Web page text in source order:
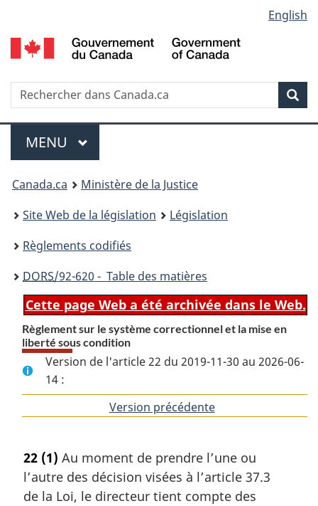
au
contenu
propos
de
la
HTML
simplifiée
selection
English
Recherche
Menu
MENU PRINCIPAL
You
are
here:
Canada.ca
Ministère de la Justice
Site Web de la législation
Législation
Règlements codifiés
DORS/92-620 - Table des matières
Cette page Web a été archivée dans le Web.
Règlement sur le système correctionnel et la mise en
liberté sous condition
Version de l'article 22 du 2019-11-30 au 2026-06-
14 :
Version précédentede
22 (1) Au moment de prendre l’une ou
l’autre des décision visées à l’article 37.3
de la Loi, le directeur tient compte des